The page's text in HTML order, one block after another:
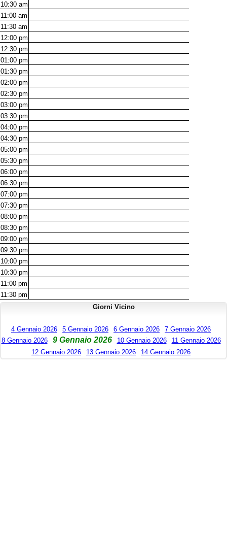
10:30 am
11:00 am
11:30 am
12:00 pm
12:30 pm
01:00 pm
01:30 pm
02:00 pm
02:30 pm
03:00 pm
03:30 pm
04:00 pm
04:30 pm
05:00 pm
05:30 pm
06:00 pm
06:30 pm
07:00 pm
07:30 pm
08:00 pm
08:30 pm
09:00 pm
09:30 pm
10:00 pm
10:30 pm
11:00 pm
11:30 pm
Giorni Vicino
4 Gennaio 2026 5 Gennaio 2026 6 Gennaio 2026
7 Gennaio 2026
8 Gennaio 2026
9 Gennaio 2026 10 Gennaio 2026
11 Gennaio 2026
12 Gennaio 2026
13 Gennaio 2026 14 Gennaio 2026